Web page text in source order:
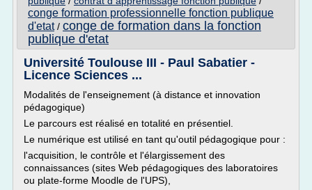
conge formation professionnelle fonction publique
d'etat/ conge de formation dans la fonction
publique d'etat
Université Toulouse III - Paul Sabatier -
Licence Sciences ...
Modalités de l'enseignement (à distance et innovation
pédagogique)
Le parcours est réalisé en totalité en présentiel.
Le numérique est utilisé en tant qu'outil pédagogique pour :
l'acquisition, le contrôle et l'élargissement des
connaissances (sites Web pédagogiques des laboratoires
ou plate-forme Moodle de l'UPS),